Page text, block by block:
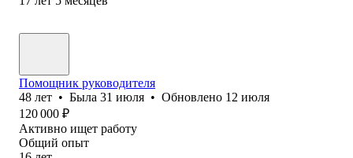
Помощник руководителя
48 лет • Была 31 июля • Обновлено 12 июля
120 000 ₽
Активно ищет работу
Общий опыт